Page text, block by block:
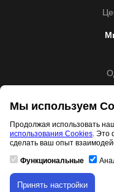
Скачивание материала
Образовательная
Мы используем
Продолжая использовать
использования Cookies. Это
сделать ваш опыт
Функциональные
Принять настройки